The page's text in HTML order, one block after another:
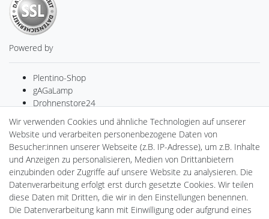
Powered by
Plentino-Shop
gAGaLamp
Drohnenstore24
MeinUSB
Batteriespeicher
PlentiSolar
Gebrauchtlicht
Ledkauf
DEYESOLAR
Lightech Connect
CardanLight Europe
FORTIMO LEDs
Wir verwenden Cookies und ähnliche Technologien auf unserer
Website und verarbeiten personenbezogene Daten von
Besucher:innen unserer Webseite (z.B. IP-Adresse), um z.B. Inhalte
und Anzeigen zu personalisieren, Medien von Drittanbietern
einzubinden oder Zugriffe auf unsere Website zu analysieren. Die
Datenverarbeitung erfolgt erst durch gesetzte Cookies. Wir teilen
diese Daten mit Dritten, die wir in den Einstellungen benennen.
Die Datenverarbeitung kann mit Einwilligung oder aufgrund eines